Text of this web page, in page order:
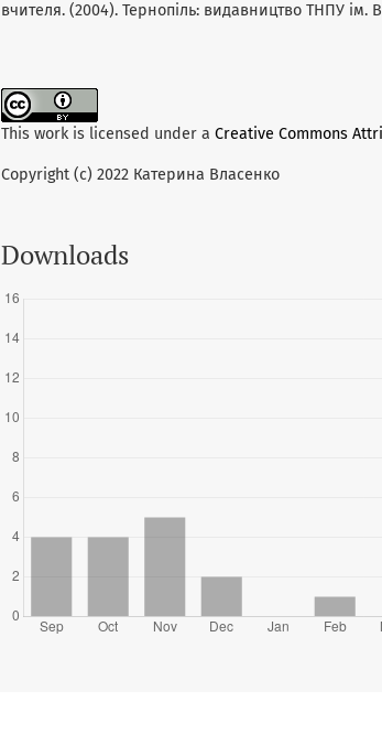
вчителя. (2004). Тернопіль: видавництво ТНПУ ім.
This work is licensed under a Creative Commons
Copyright (c) 2022 Катерина Власенко
Downloads